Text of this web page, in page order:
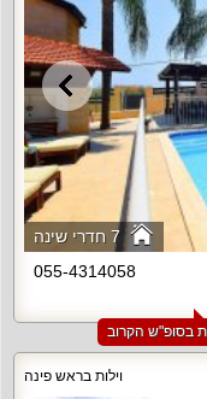
7 חדרי שינה
055-4314058
וילות בראש פינה